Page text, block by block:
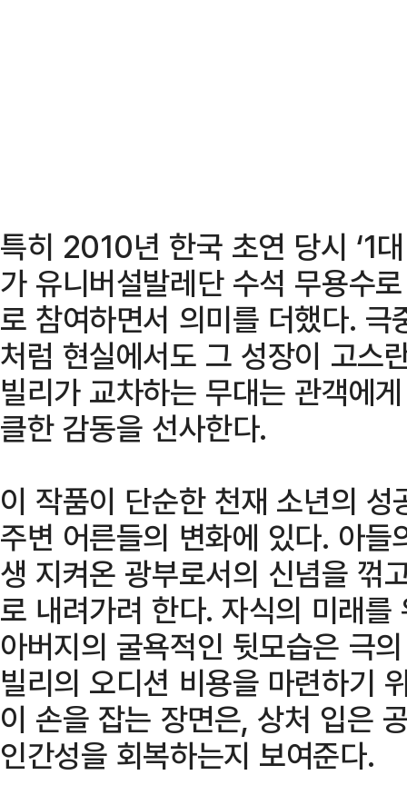
특히 2010년 한국 초연 당시 ‘1
가 유니버설발레단 수석 무용수
로 참여하면서 의미를 더했다.
처럼 현실에서도 그 성장이 고스
빌리가 교차하는 무대는 관객에
클한 감동을 선사한다.
이 작품이 단순한 천재 소년의
주변 어른들의 변화에 있다. 아
생 지켜온 광부로서의 신념을 꺾
로 내려가려 한다. 자식의 미래
아버지의 굴욕적인 뒷모습은 극
빌리의 오디션 비용을 마련하기
이 손을 잡는 장면은, 상처 입은
인간성을 회복하는지 보여준다.